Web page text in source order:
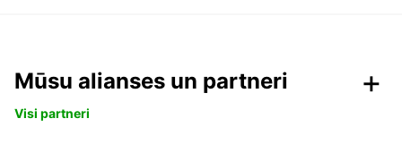
Mūsu alianses un partneri
Visi partneri